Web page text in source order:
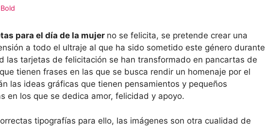
para el día de la mujer no se felicita, se pretende crear una
a todo el ultraje al que ha sido sometido este género durante
las tarjetas de felicitación se han transformado en pancartas de
tienen frases en las que se busca rendir un homenaje por el
las ideas gráficas que tienen pensamientos y pequeños
en los que se dedica amor, felicidad y apoyo.
tipografías para ello, las imágenes son otra cualidad de